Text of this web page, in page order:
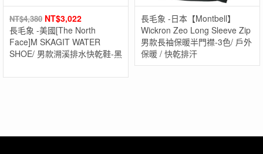
NT$4,380 NT$3,022
長毛象 -美國[The North
Face]M SKAGIT WATER
SHOE/ 男款溯溪排水快乾鞋-黑
長毛象 -日本【Montbell】
Wickron Zeo Long Sleeve Zip
男款長袖保暖半門襟-3色/ 戶外
保暖 / 快乾排汗